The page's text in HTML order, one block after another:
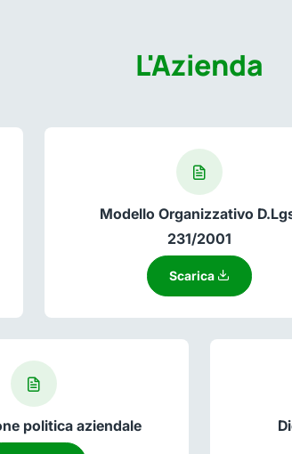
L'Azienda
Modello Organizzativo
231/2001
Scarica
politica aziendale